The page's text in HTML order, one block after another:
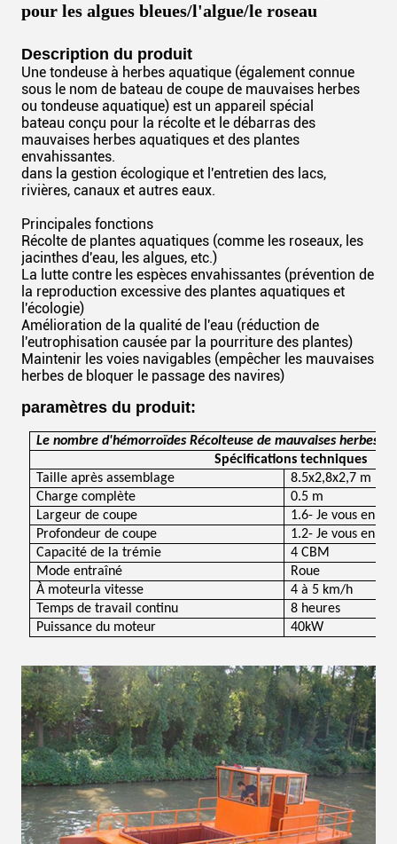
pour les algues bleues/l'algue/le roseau
Description du produit
Une tondeuse à herbes aquatique (également connue
sous le nom de bateau de coupe de mauvaises herbes
ou tondeuse aquatique) est un appareil spécial
bateau conçu pour la récolte et le débarras des
mauvaises herbes aquatiques et des plantes
envahissantes.
dans la gestion écologique et l'entretien des lacs,
rivières, canaux et autres eaux.
Principales fonctions
Récolte de plantes aquatiques (comme les roseaux, les
jacinthes d'eau, les algues, etc.)
La lutte contre les espèces envahissantes (prévention de
la reproduction excessive des plantes aquatiques et
l'écologie)
Amélioration de la qualité de l'eau (réduction de
l'eutrophisation causée par la pourriture des plantes)
Maintenir les voies navigables (empêcher les mauvaises
herbes de bloquer le passage des navires)
paramètres du produit:
Le nombre d'hémorroïdes Récolteuse de mauvaises herbes
Spécifications techniques
Taille après assemblage
8.5x2,8x2,7 m
Charge complète
0.5 m
Largeur de coupe
1.6- Je vous en
Profondeur de coupe
1.2- Je vous en
Capacité de la trémie
4 CBM
Mode entraîné
Roue
À moteur la vitesse
4 à 5 km/h
Temps de travail continu
8 heures
Puissance du moteur
40kW